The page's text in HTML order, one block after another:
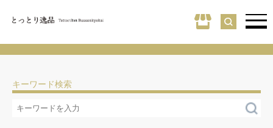
キーワード検索